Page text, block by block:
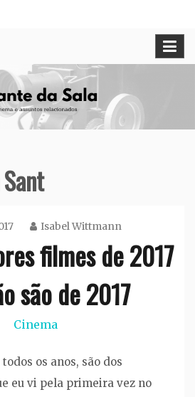
Isabel Wittmann
filmes de 2017
são de 2017
Cinema
os anos, são dos
eu vi pela primeira vez no